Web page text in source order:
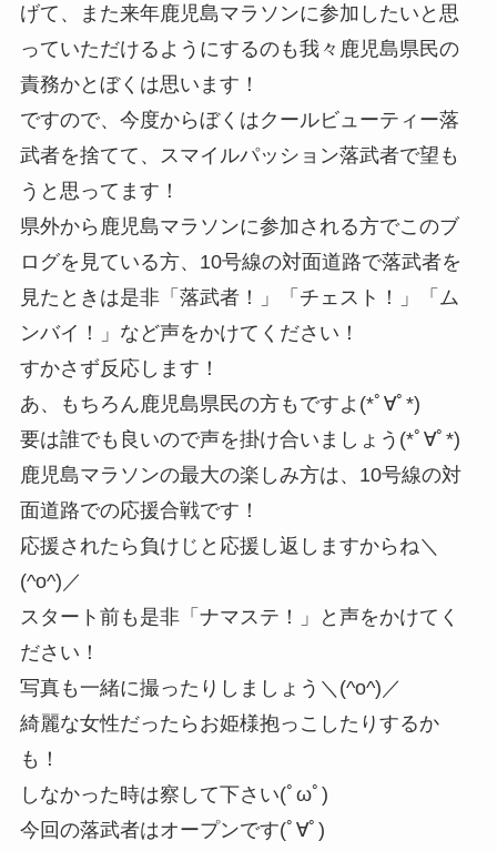
げて、また来年鹿児島マラソンに参加したいと思
っていただけるようにするのも我々鹿児島県民の
責務かとぼくは思います！
ですので、今度からぼくはクールビューティー落
武者を捨てて、スマイルパッション落武者で望も
うと思ってます！
県外から鹿児島マラソンに参加される方でこのブ
ログを見ている方、10号線の対面道路で落武者を
見たときは是非「落武者！」「チェスト！」「ム
ンバイ！」など声をかけてください！
すかさず反応します！
あ、もちろん鹿児島県民の方もですよ(*ﾟ∀ﾟ*)
要は誰でも良いので声を掛け合いましょう(*ﾟ∀ﾟ*)
鹿児島マラソンの最大の楽しみ方は、10号線の対
面道路での応援合戦です！
応援されたら負けじと応援し返しますからね＼
(^o^)／
スタート前も是非「ナマステ！」と声をかけてく
ださい！
写真も一緒に撮ったりしましょう＼(^o^)／
綺麗な女性だったらお姫様抱っこしたりするか
も！
しなかった時は察して下さい(ﾟωﾟ)
今回の落武者はオープンです(ﾟ∀ﾟ)